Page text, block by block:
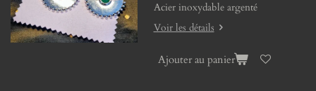
Acier inoxydable argenté
Voir les détails
Ajouter au panier